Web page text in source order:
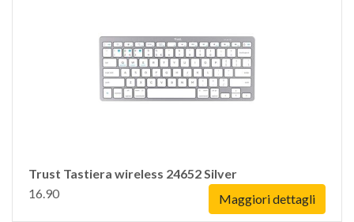
Trust Tastiera wireless 24652 Silver
16.90
Maggiori dettagli